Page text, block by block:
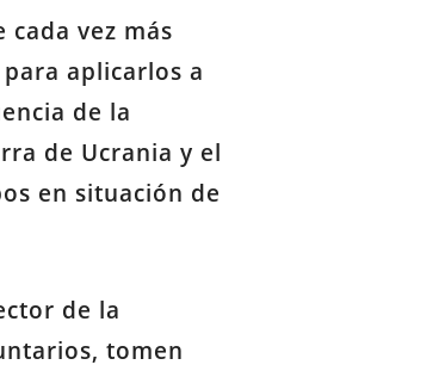
cada vez más
aplicarlos a
de la
de Ucrania y el
en situación de
de la
tomen